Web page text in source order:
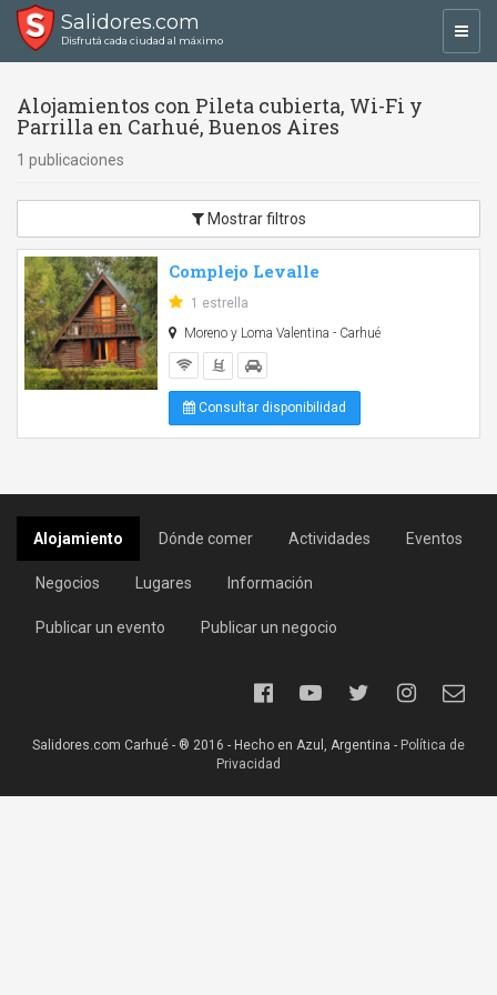
Salidores.com
Disfrutá cada ciudad al máximo
Alojamientos con Pileta cubierta, Wi-Fi y
Parrilla en Carhué, Buenos Aires
1 publicaciones
Mostrar filtros
Complejo Levalle
1 estrella
Moreno y Loma Valentina - Carhué
Consultar disponibilidad
Alojamiento Dónde comer Actividades Eventos
Negocios Lugares Información
Publicar un evento Publicar un negocio
Salidores.com Carhué - ® 2016 - Hecho en Azul, Argentina - Política de
Privacidad